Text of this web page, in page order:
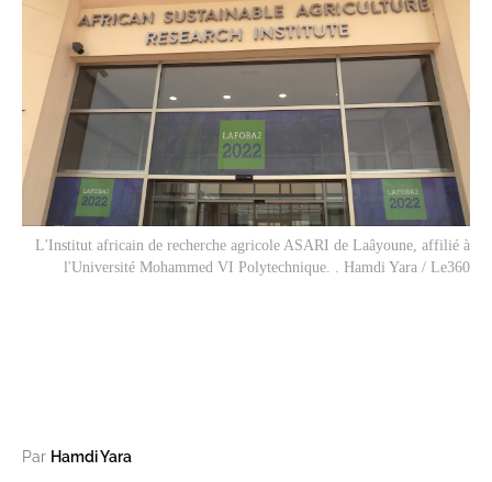
L'Institut africain de recherche agricole ASARI de Laâyoune, affilié à
l'Université Mohammed VI Polytechnique. . Hamdi Yara / Le360
Par Hamdi Yara